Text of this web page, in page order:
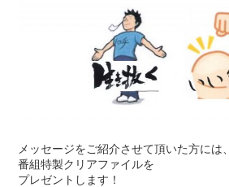
メッセージをご紹介させて頂いた方には、
番組特製クリアファイルを
プレゼントします！